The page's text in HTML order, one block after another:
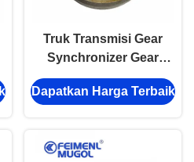
Truk Transmisi Gear
Synchronizer Gear
Wheel Synchronizer
Hub ISUZU NPR NQR
Dapatkan Harga Terbaik